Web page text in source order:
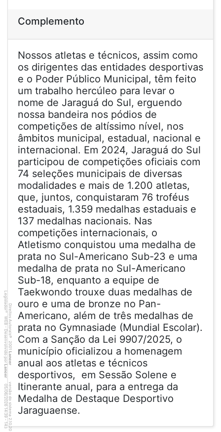
Complemento
Nossos atletas e técnicos, assim como
os dirigentes das entidades desportivas
e o Poder Público Municipal, têm feito
um trabalho hercúleo para levar o
nome de Jaraguá do Sul, erguendo
nossa bandeira nos pódios de
competições de altíssimo nível, nos
âmbitos municipal, estadual, nacional e
internacional. Em 2024, Jaraguá do Sul
participou de competições oficiais com
74 seleções municipais de diversas
modalidades e mais de 1.200 atletas,
que, juntos, conquistaram 76 troféus
estaduais, 1.359 medalhas estaduais e
137 medalhas nacionais. Nas
competições internacionais, o
Atletismo conquistou uma medalha de
prata no Sul-Americano Sub-23 e uma
medalha de prata no Sul-Americano
Sub-18, enquanto a equipe de
Taekwondo trouxe duas medalhas de
ouro e uma de bronze no Pan-
Americano, além de três medalhas de
prata no Gymnasiade (Mundial Escolar).
Com a Sanção da Lei 9907/2025, o
município oficializou a homenagem
anual aos atletas e técnicos
desportivos, em Sessão Solene e
Itinerante anual, para a entrega da
Medalha de Destaque Desportivo
Jaraguaense.
Direitos Autorais
©
2001
Lancer
Legislador
®
WEB - Desenvolvido por
Lancer
versão do sistema 2.10.20
1
4
3
-
4
:3
9
0
5
/
0
6
/
2
0
2
6